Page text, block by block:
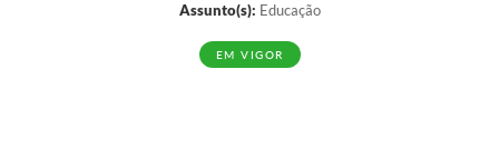
Assunto(s): Educação
EM VIGOR